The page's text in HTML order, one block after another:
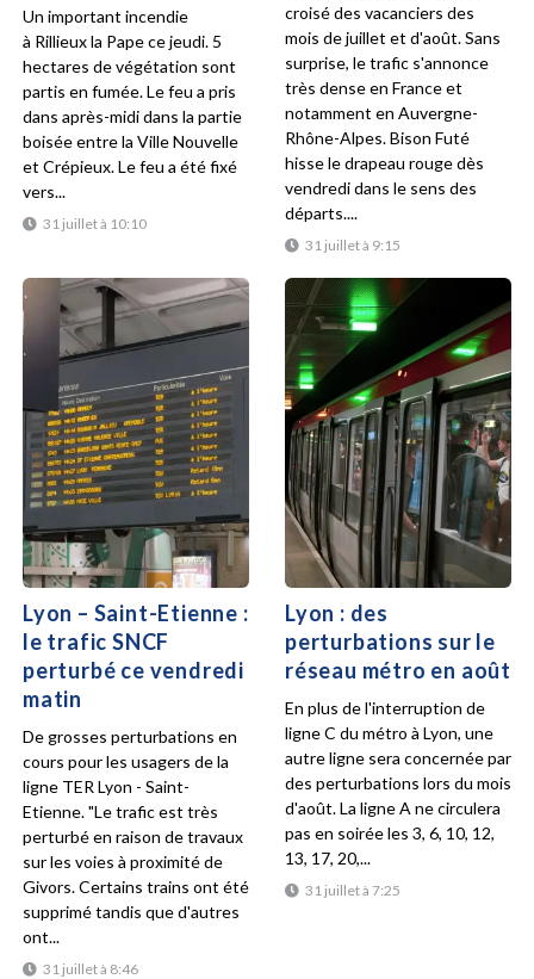
31 juillet à 10:10
Un important incendie
à Rillieux la Pape ce jeudi. 5
hectares de végétation sont
partis en fumée. Le feu a pris
dans après-midi dans la partie
boisée entre la Ville Nouvelle
et Crépieux. Le feu a été fixé
vers...
31 juillet à 9:15
croisé des vacanciers des
mois de juillet et d'août. Sans
surprise, le trafic s'annonce
très dense en France et
notamment en Auvergne-
Rhône-Alpes. Bison Futé
hisse le drapeau rouge dès
vendredi dans le sens des
départs....
Lyon – Saint-Etienne :
le trafic SNCF
perturbé ce vendredi
matin
31 juillet à 8:46
De grosses perturbations en
cours pour les usagers de la
ligne TER Lyon - Saint-
Etienne. "Le trafic est très
perturbé en raison de travaux
sur les voies à proximité de
Givors. Certains trains ont été
supprimé tandis que d'autres
ont...
Lyon : des
perturbations sur le
réseau métro en août
31 juillet à 7:25
En plus de l'interruption de
ligne C du métro à Lyon, une
autre ligne sera concernée par
des perturbations lors du mois
d'août. La ligne A ne circulera
pas en soirée les 3, 6, 10, 12,
13, 17, 20,...